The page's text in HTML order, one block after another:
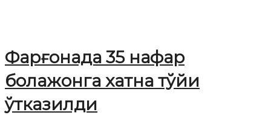
Фарғонада 35 нафар
болажонга хатна тўйи
ўтказилди